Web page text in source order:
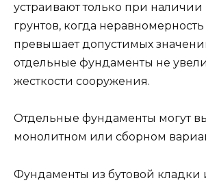
устраивают только при
грунтов, когда
превышает допустимых
отдельные фундаменты не
жесткости сооружения.
Отдельные фундаменты могут
монолитном или сборном
Фундаменты из бутовой кладки